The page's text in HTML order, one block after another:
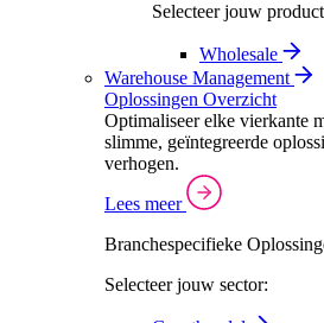
Selecteer jouw
Wholesale
Warehouse Management
Oplossingen Overzicht
Optimaliseer elke vierkante
slimme, geïntegreerde
verhogen.
Lees meer
Branchespecifieke
Selecteer jouw sector: